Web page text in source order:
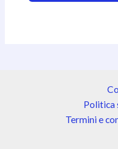
Politica
Termini e